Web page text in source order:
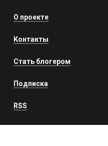
О проекте
Контакты
Стать блогером
Подписка
RSS